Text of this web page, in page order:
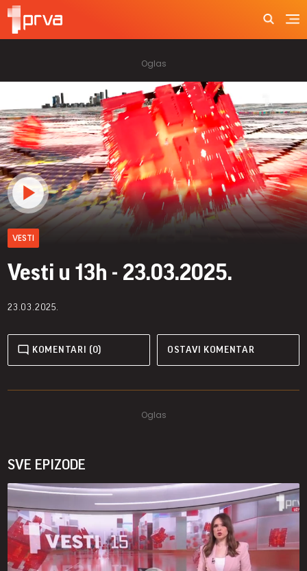
VESTI
Vesti u 13h - 23.03.2025.
23.03.2025.
KOMENTARI (0) OSTAVI KOMENTAR
SVE EPIZODE